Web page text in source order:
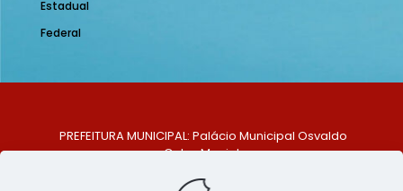
Estadual
Federal
PREFEITURA MUNICIPAL: Palácio Municipal Osvaldo
Celso Maciel
Centro, São Bento do Una - PE. CEP: 553370-128